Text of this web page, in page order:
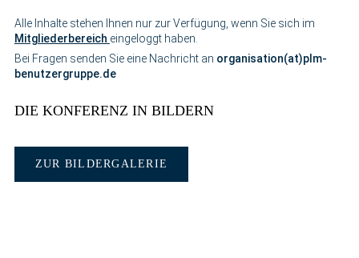
Alle Inhalte stehen Ihnen nur zur Verfügung, wenn Sie sich im
Mitgliederbereich eingeloggt haben.
Bei Fragen senden Sie eine Nachricht an organisation(at)plm-
benutzergruppe.de
DIE KONFERENZ IN BILDERN
ZUR BILDERGALERIE